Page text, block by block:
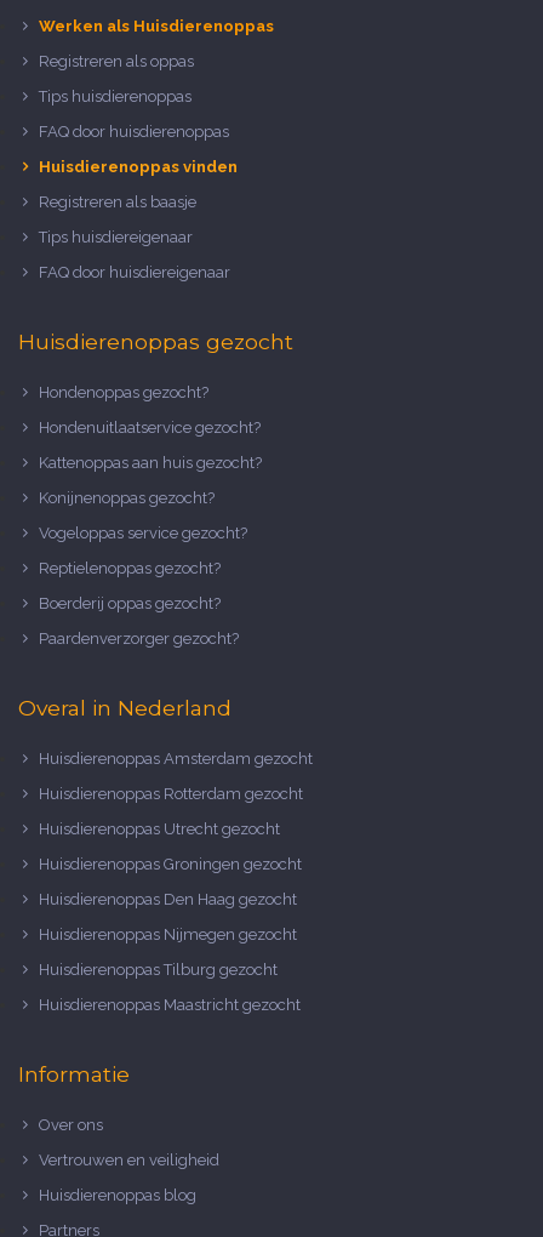
Werken als Huisdierenoppas
Registreren als oppas
Tips huisdierenoppas
FAQ door huisdierenoppas
Huisdierenoppas vinden
Registreren als baasje
Tips huisdiereigenaar
FAQ door huisdiereigenaar
Huisdierenoppas gezocht
Hondenoppas gezocht?
Hondenuitlaatservice gezocht?
Kattenoppas aan huis gezocht?
Konijnenoppas gezocht?
Vogeloppas service gezocht?
Reptielenoppas gezocht?
Boerderij oppas gezocht?
Paardenverzorger gezocht?
Overal in Nederland
Huisdierenoppas Amsterdam gezocht
Huisdierenoppas Rotterdam gezocht
Huisdierenoppas Utrecht gezocht
Huisdierenoppas Groningen gezocht
Huisdierenoppas Den Haag gezocht
Huisdierenoppas Nijmegen gezocht
Huisdierenoppas Tilburg gezocht
Huisdierenoppas Maastricht gezocht
Informatie
Over ons
Vertrouwen en veiligheid
Huisdierenoppas blog
Partners